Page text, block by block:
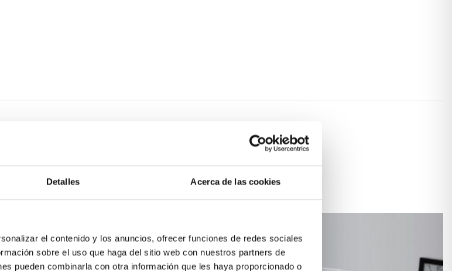
Detalles Acerca de las cookies
el contenido y los anuncios, ofrecer funciones de redes sociales
sobre el uso que haga del sitio web con nuestros partners de
pueden combinarla con otra información que les haya proporcionado o